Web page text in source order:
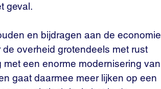
geval.
en bijdragen aan de economie
overheid grotendeels met rust
een enorme modernisering van
gaat daarmee meer lijken op een